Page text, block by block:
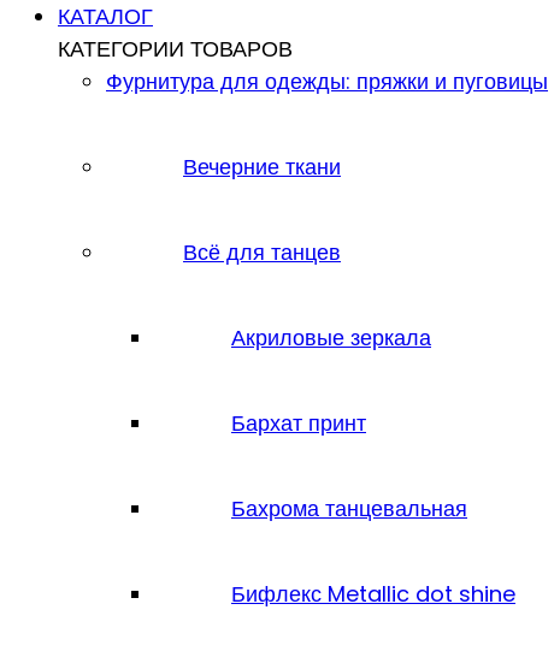
КАТАЛОГ
КАТЕГОРИИ ТОВАРОВ
Фурнитура для одежды: пряжки и пуговицы
Вечерние ткани
Всё для танцев
Акриловые зеркала
Бархат принт
Бахрома танцевальная
Бифлекс Metallic dot shine